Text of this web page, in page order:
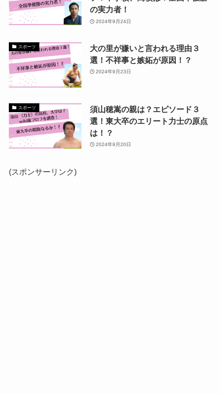
の実力者！
2024年9月24日
スポーツ
大の里が嫌いと言われる理由３
選！不祥事と嫉妬が原因！？
2024年9月23日
スポーツ
須山穂嵩の親は？エピソード３
選！東大卒のエリート力士の原点
は！？
2024年9月20日
(スポンサーリンク)